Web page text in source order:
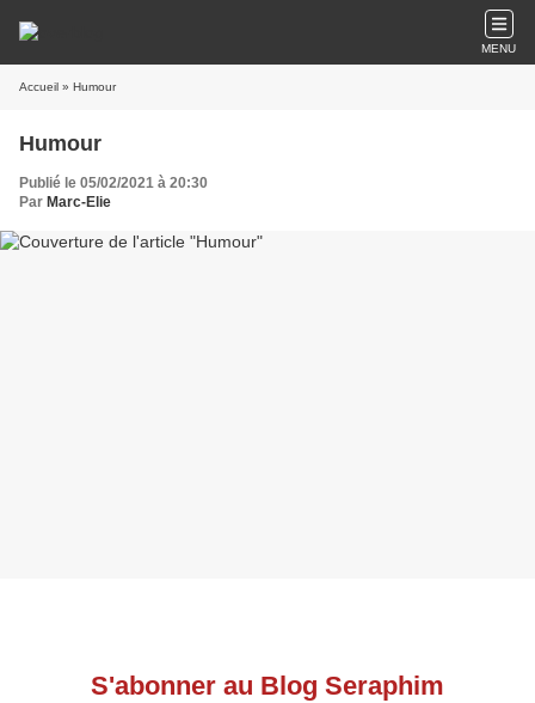
MENU
Accueil » Humour
Humour
Publié le 05/02/2021 à 20:30
Par Marc-Elie
S'abonner au Blog Seraphim